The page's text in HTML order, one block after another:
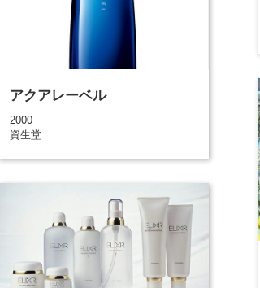
アクアレーベル
2000
資生堂